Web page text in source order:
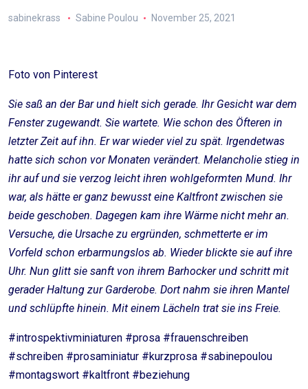
sabinekrass Sabine Poulou November 25, 2021
Foto von Pinterest
Sie saß an der Bar und hielt sich gerade. Ihr Gesicht war dem
Fenster zugewandt. Sie wartete. Wie schon des Öfteren in
letzter Zeit auf ihn. Er war wieder viel zu spät. Irgendetwas
hatte sich schon vor Monaten verändert. Melancholie stieg in
ihr auf und sie verzog leicht ihren wohlgeformten Mund. Ihr
war, als hätte er ganz bewusst eine Kaltfront zwischen sie
beide geschoben. Dagegen kam ihre Wärme nicht mehr an.
Versuche, die Ursache zu ergründen, schmetterte er im
Vorfeld schon erbarmungslos ab. Wieder blickte sie auf ihre
Uhr. Nun glitt sie sanft von ihrem Barhocker und schritt mit
gerader Haltung zur Garderobe. Dort nahm sie ihren Mantel
und schlüpfte hinein. Mit einem Lächeln trat sie ins Freie.
#introspektivminiaturen #prosa #frauenschreiben
#schreiben #prosaminiatur #kurzprosa #sabinepoulou
#montagswort #kaltfront #beziehung